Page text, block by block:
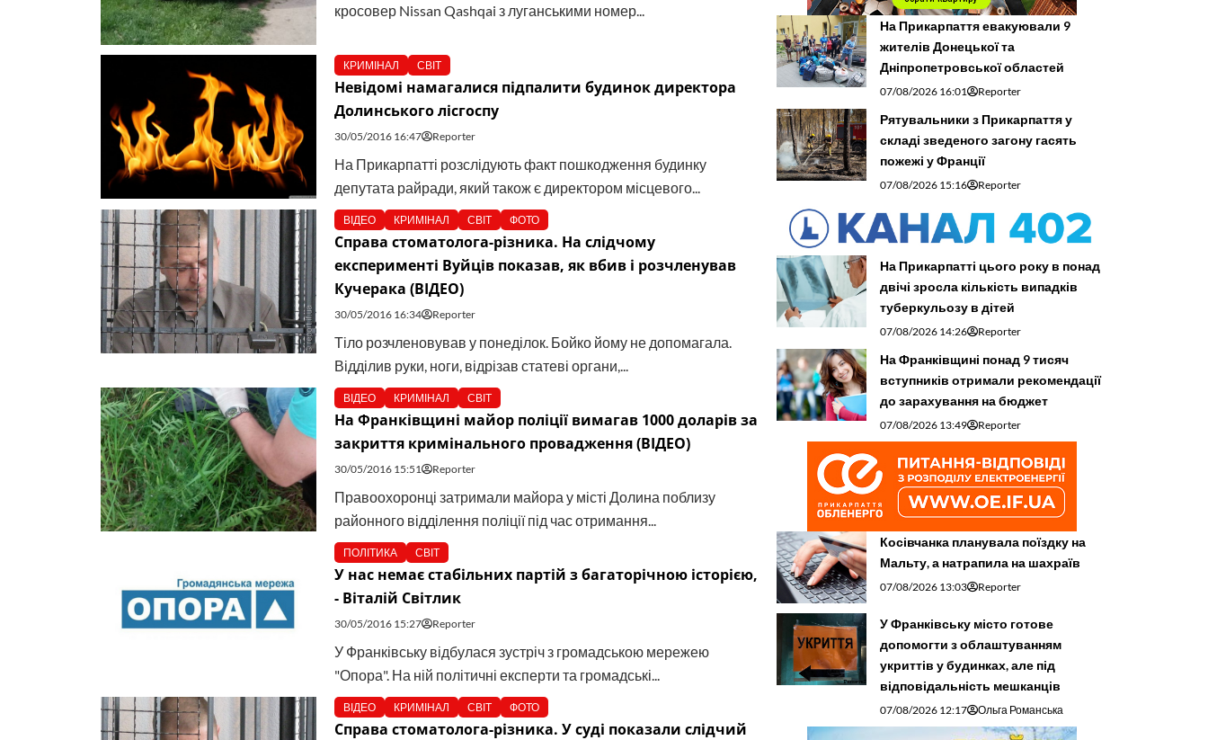
кросовер Nissan Qashqai з луганськими номер...
КРИМІНАЛ СВІТ
Невідомі намагалися підпалити будинок директора
Долинського лісгоспу
30/05/2016 16:47 Reporter
На Прикарпатті розслідують факт пошкодження будинку
депутата райради, який також є директором місцевого...
ВІДЕО КРИМІНАЛ СВІТ ФОТО
Справа стоматолога-різника. На слідчому
експерименті Вуйців показав, як вбив і розчленував
Кучерака (ВІДЕО)
30/05/2016 16:34 Reporter
Тіло розчленовував у понеділок. Бойко йому не допомагала.
Відділив руки, ноги, відрізав статеві органи,...
ВІДЕО КРИМІНАЛ СВІТ
На Франківщині майор поліції вимагав 1000 доларів за
закриття кримінального провадження (ВІДЕО)
30/05/2016 15:51 Reporter
Правоохоронці затримали майора у місті Долина поблизу
районного відділення поліції під час отримання...
ПОЛІТИКА СВІТ
У нас немає стабільних партій з багаторічною історією,
- Віталій Світлик
30/05/2016 15:27 Reporter
У Франківську відбулася зустріч з громадською мережею
"Опора". На ній політичні експерти та громадські...
ВІДЕО КРИМІНАЛ СВІТ ФОТО
Справа стоматолога-різника. У суді показали слідчий
На Прикарпаття евакуювали 9
жителів Донецької та
Дніпропетровської областей
07/08/2026 16:01 Reporter
Рятувальники з Прикарпаття у
складі зведеного загону гасять
пожежі у Франції
07/08/2026 15:16 Reporter
На Прикарпатті цього року в понад
двічі зросла кількість випадків
туберкульозу в дітей
07/08/2026 14:26 Reporter
На Франківщині понад 9 тисяч
вступників отримали рекомендації
до зарахування на бюджет
07/08/2026 13:49 Reporter
Косівчанка планувала поїздку на
Мальту, а натрапила на шахраїв
07/08/2026 13:03 Reporter
У Франківську місто готове
допомогти з облаштуванням
укриттів у будинках, але під
відповідальність мешканців
07/08/2026 12:17 Ольга Романська